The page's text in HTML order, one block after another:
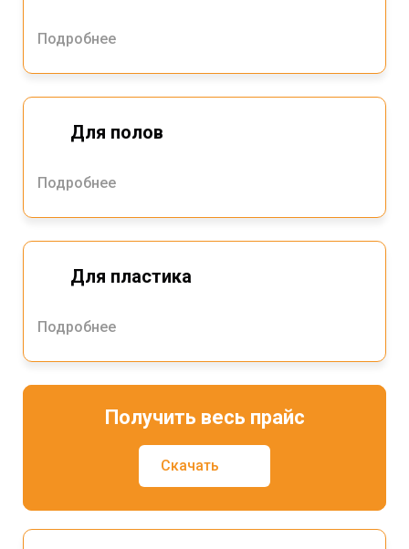
Подробнее
Для полов
Подробнее
Для пластика
Подробнее
Получить весь прайс
Скачать